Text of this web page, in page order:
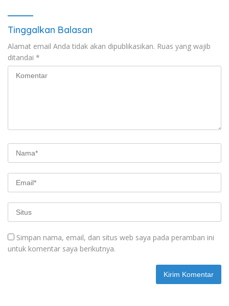
Tinggalkan Balasan
Alamat email Anda tidak akan dipublikasikan. Ruas yang wajib
ditandai *
Simpan nama, email, dan situs web saya pada peramban ini
untuk komentar saya berikutnya.